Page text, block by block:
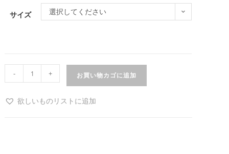
サイズ 選択してください
- + お買い物カゴに追加
欲しいものリストに追加